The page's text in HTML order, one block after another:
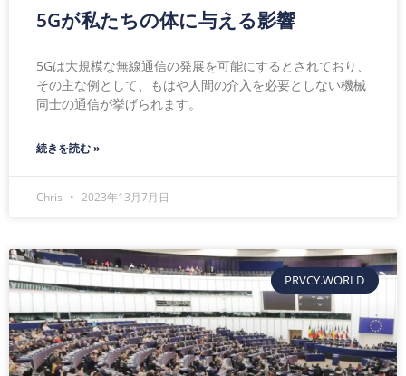
5Gが私たちの体に与える影響
5Gは大規模な無線通信の発展を可能にするとされており、
その主な例として、もはや人間の介入を必要としない機械
同士の通信が挙げられます。
続きを読む »
Chris 2023年13月7月日
PRVCY.WORLD